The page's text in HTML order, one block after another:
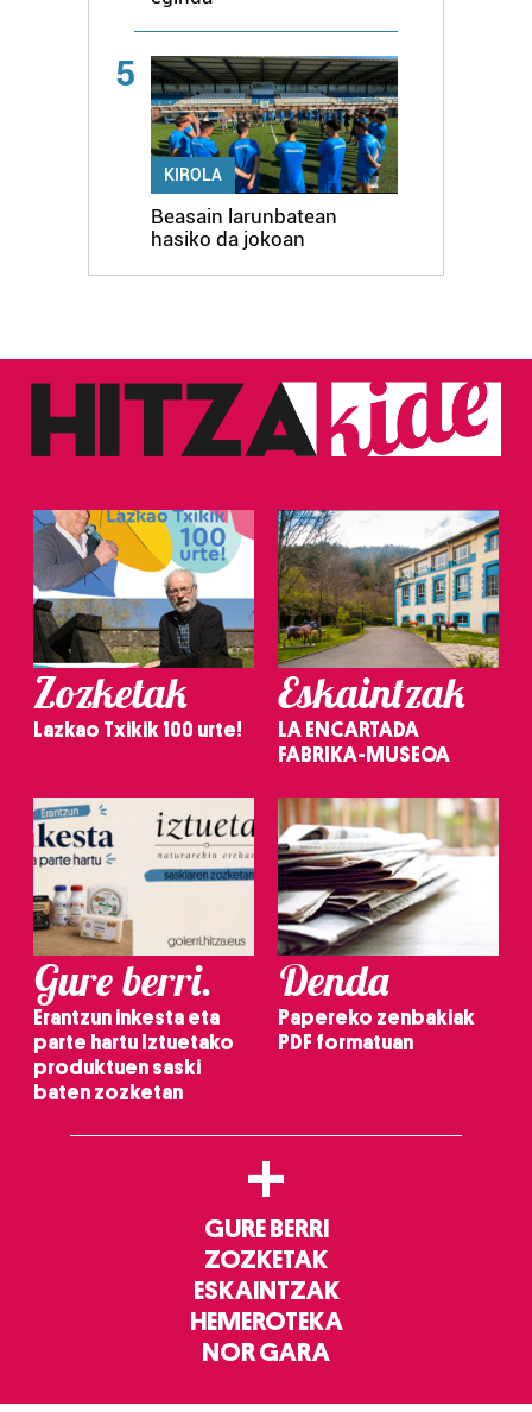
5
KIROLA
Beasain larunbatean
hasiko da jokoan
Zozketak
Lazkao Txikik 100 urte!
Eskaintzak
LA ENCARTADA
FABRIKA-MUSEOA
Gure berri.
Erantzun inkesta eta
parte hartu Iztuetako
produktuen saski
baten zozketan
Denda
Papereko zenbakiak
PDF formatuan
+
GURE BERRI
ZOZKETAK
ESKAINTZAK
HEMEROTEKA
NOR GARA